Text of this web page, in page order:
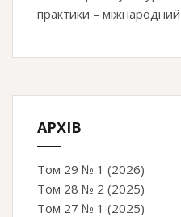
практики – міжнародний
АРХІВ
Том 29 № 1 (2026)
Том 28 № 2 (2025)
Том 27 № 1 (2025)